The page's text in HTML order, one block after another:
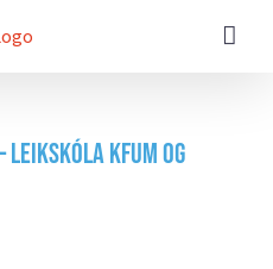
KFUM og